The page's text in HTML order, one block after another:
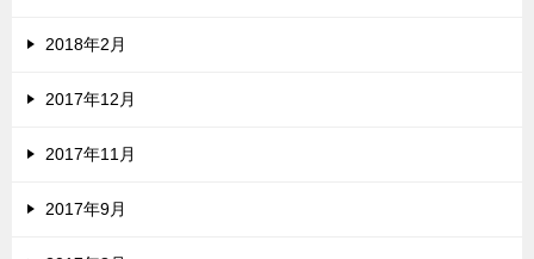
2018年2月
2017年12月
2017年11月
2017年9月